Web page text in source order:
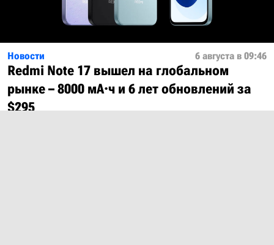
Новости 6 августа в 09:46
Redmi Note 17 вышел на глобальном
рынке – 8000 мА·ч и 6 лет обновлений за
$295